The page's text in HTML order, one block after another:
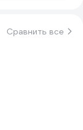
Сравнить все